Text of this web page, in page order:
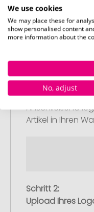
Wählen Sie Ihre
Werbeartikel
nach Ihren
Anschließend
Artikel in Ihren
Schritt 2:
Upload Ihres
We use cookies
We may place these for
show personalised content
more information about the
No, adjust